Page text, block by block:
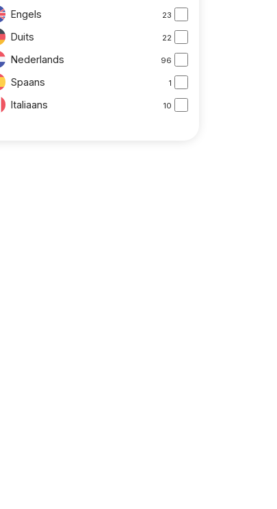
Engels 23
Duits 22
Nederlands 96
Spaans 1
Italiaans 10